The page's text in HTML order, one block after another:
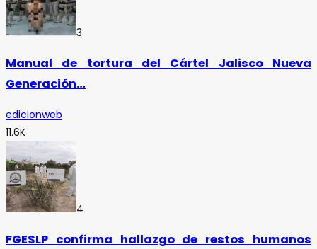
3
Manual de tortura del Cártel Jalisco Nueva
Generación…
edicionweb
11.6K
4
FGESLP confirma hallazgo de restos humanos